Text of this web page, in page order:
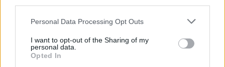
Please note that this website/app uses one or more Google
not limited to your visit or usage behaviour. You may click to
grant or deny consent to Google and its third-party tags to
use your data for below specified purposes in below Google
Personal Data Processing Opt Outs
I want to opt-out of the Sharing of my
personal data.
Opted In
Országos hírek
Túlfogyasztás napja - július 30-ra
felhasználta az emberiség a Föld egész
évre elegendő erőforrásait